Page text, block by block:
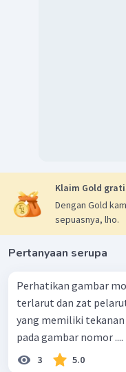
Klaim Gold
Dengan Gold
sepuasnya, lho.
Pertanyaan serupa
Perhatikan gambar
terlarut dan zat pelarut
yang memiliki
pada gambar nomor ....
3 5.0